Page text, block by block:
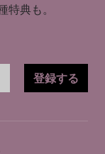
典も。
登録する